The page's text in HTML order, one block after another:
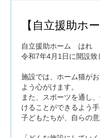
【自立援助
自立援助ホーム はれ
令和7年4月1日に開設致
施設では、ホーム猫が
よう心がけます。
また、スポーツを通し
けることができるよう
子どもたちが、自らの